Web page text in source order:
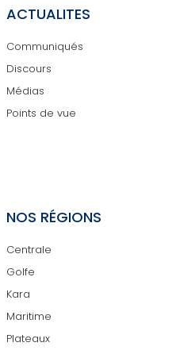
ACTUALITES
Communiqués
Discours
Médias
Points de vue
NOS RÉGIONS
Centrale
Golfe
Kara
Maritime
Plateaux